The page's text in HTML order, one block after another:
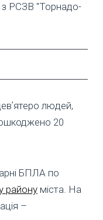
з РСЗВ "Торнадо-
людей,
20
БПЛА по
району міста. На
–